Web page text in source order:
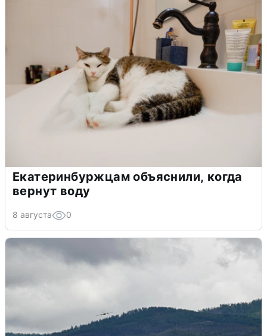
Екатеринбуржцам объяснили, когда
вернут воду
8 августа 0